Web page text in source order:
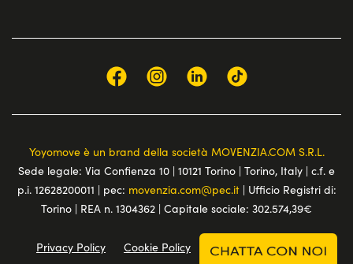
Yoyomove è un brand della società MOVENZIA.COM S.R.L.
Sede legale: Via Confienza 10 | 10121 Torino | Torino, Italy | c.f. e
p.i. 12628200011 | pec: movenzia.com@pec.it| Ufficio Registri di:
Torino | REA n. 1304362 | Capitale sociale: 302.574,39€
Privacy Policy Cookie Policy Terms and conditions